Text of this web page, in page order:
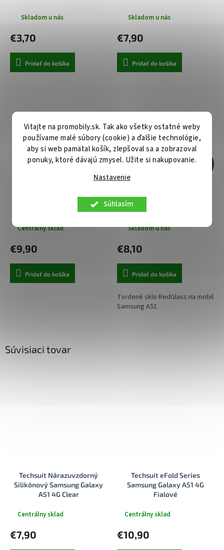
Vitajte na promobily.sk. Tak ako všetky ostatné weby
používame malé súbory (cookie) a ďalšie technológie,
aby si web pamätal košík, zlepšoval sa a zobrazoval
ponuky, ktoré dávajú zmysel. Užite si nakupovanie.
Nastavenie
Súhlasím
Súvisiaci tovar
Techsuit Nárazuvzdorný
Silikónový Samsung Galaxy
A51 4G Clear
Centrálny sklad
€7,90
Techsuit eFold Series
Samsung Galaxy A51 4G
Fialové
Centrálny sklad
€10,90
Skladom u nás
€3,70
Pridať do košíka
Skladom u nás
€7,90
Pridať do košíka
SAMSUNG A51 BLACK
Centrálny sklad
€9,90
Pridať do košíka
€15,90
Samsung A51
Skladom u nás
€8,10
Pridať do košíka
Tvrdené sklo RedGlass na mobil
Samsung A51